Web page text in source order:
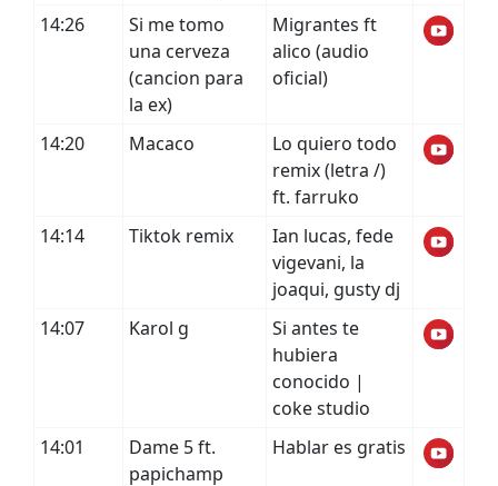
14:26
Si me tomo
una cerveza
(cancion para
la ex)
Migrantes ft
alico (audio
oficial)
14:20 Macaco
Lo quiero todo
remix (letra /)
ft. farruko
14:14
Tiktok remix
Ian lucas, fede
vigevani, la
joaqui, gusty dj
14:07
Karol g
Si antes te
hubiera
conocido |
coke studio
14:01
Dame 5 ft.
papichamp
Hablar es gratis